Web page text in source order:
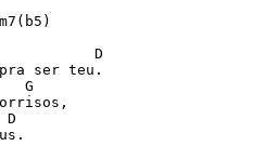
D
pra ser teu.
G
D